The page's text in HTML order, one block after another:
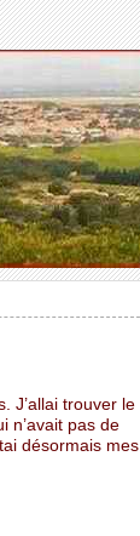
J’allai trouver le
n’avait pas de
désormais mes